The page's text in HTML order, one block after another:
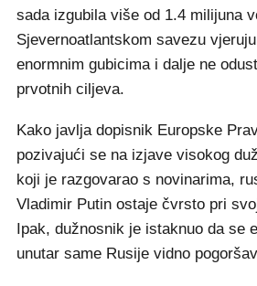
sada izgubila više od 1.4 milijuna
Sjevernoatlantskom savezu
enormnim gubicima i dalje ne
prvotnih ciljeva.
Kako javlja dopisnik Europske
pozivajući se na izjave visokog
koji je razgovarao s novinarima,
Vladimir Putin ostaje čvrsto pri
Ipak, dužnosnik je istaknuo da se
unutar same Rusije vidno